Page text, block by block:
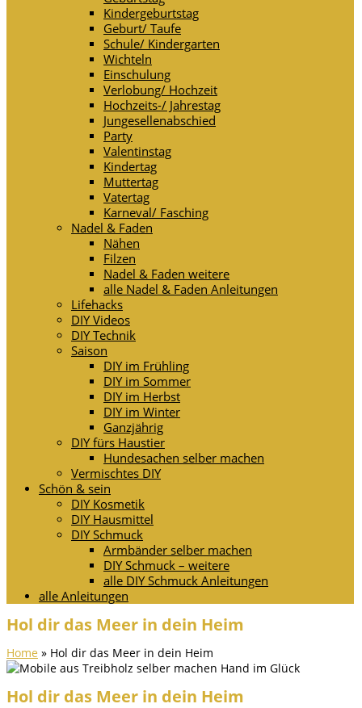
Kindergeburtstag
Geburt/ Taufe
Schule/ Kindergarten
Wichteln
Einschulung
Verlobung/ Hochzeit
Hochzeits-/ Jahrestag
Jungesellenabschied
Party
Valentinstag
Kindertag
Muttertag
Vatertag
Karneval/ Fasching
Nadel & Faden
Nähen
Filzen
Nadel & Faden weitere
alle Nadel & Faden Anleitungen
Lifehacks
DIY Videos
DIY Technik
Saison
DIY im Frühling
DIY im Sommer
DIY im Herbst
DIY im Winter
Ganzjährig
DIY fürs Haustier
Hundesachen selber machen
Vermischtes DIY
Schön & sein
DIY Kosmetik
DIY Hausmittel
DIY Schmuck
Armbänder selber machen
DIY Schmuck – weitere
alle DIY Schmuck Anleitungen
alle Anleitungen
Hol dir das Meer in dein Heim
Home » Hol dir das Meer in dein Heim
Hol dir das Meer in dein Heim